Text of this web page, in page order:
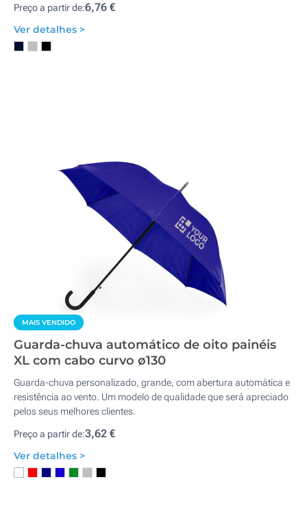
Preço a partir de:6,76 €
Ver detalhes >
MAIS VENDIDO
Guarda-chuva automático de oito painéis
XL com cabo curvo ø130
Guarda-chuva personalizado, grande, com abertura automática e
resistência ao vento. Um modelo de qualidade que será apreciado
pelos seus melhores clientes.
Preço a partir de:3,62 €
Ver detalhes >